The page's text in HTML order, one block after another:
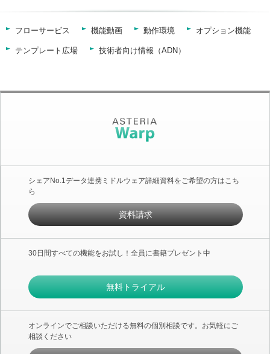
フローサービス 機能動画 動作環境 オプション機能
テンプレート広場 技術者向け情報（ADN）
シェアNo.1データ連携ミドルウェア詳細資料をご希望の方はこち
ら
資料請求
30日間すべての機能をお試し！全員に書籍プレゼント中
無料トライアル
オンラインでご相談いただける無料の個別相談です。お気軽にご
相談ください